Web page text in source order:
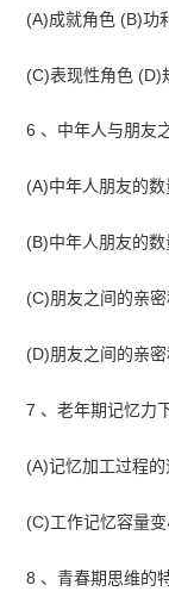
(A)成就角色 (B)功
(C)表现性角色 (D)
6 、中年人与朋友
(A)中年人朋友的
(B)中年人朋友的
(C)朋友之间的亲
(D)朋友之间的亲
7 、老年期记忆力
(A)记忆加工过程
(C)工作记忆容量
8 、青春期思维的